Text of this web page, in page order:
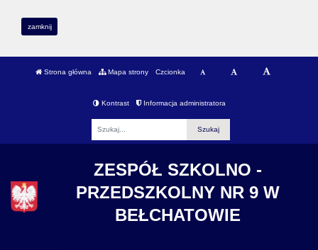
zamknij
Strona główna Mapa strony Czcionka
Kontrast Informacja administratora
ZESPÓŁ SZKOLNO -
PRZEDSZKOLNY NR 9 W
BEŁCHATOWIE